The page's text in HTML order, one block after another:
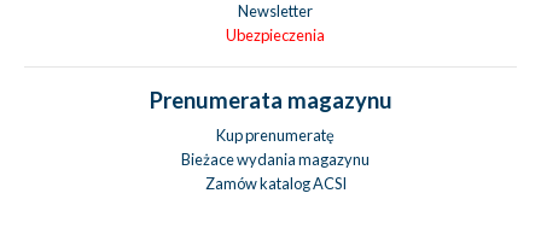
Newsletter
Ubezpieczenia
Prenumerata magazynu
Kup prenumeratę
Bieżace wydania magazynu
Zamów katalog ACSI